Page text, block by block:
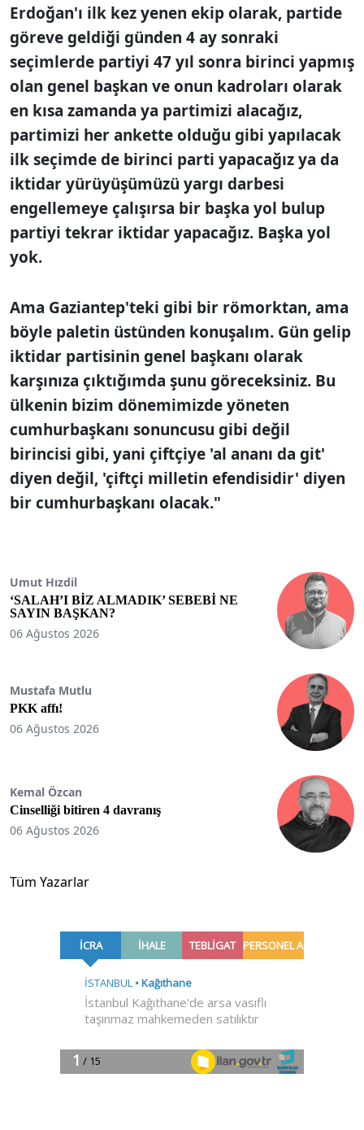
Erdoğan'ı ilk kez yenen ekip olarak, partide
göreve geldiği günden 4 ay sonraki
seçimlerde partiyi 47 yıl sonra birinci yapmış
olan genel başkan ve onun kadroları olarak
en kısa zamanda ya partimizi alacağız,
partimizi her ankette olduğu gibi yapılacak
ilk seçimde de birinci parti yapacağız ya da
iktidar yürüyüşümüzü yargı darbesi
engellemeye çalışırsa bir başka yol bulup
partiyi tekrar iktidar yapacağız. Başka yol
yok.
Ama Gaziantep'teki gibi bir römorktan, ama
böyle paletin üstünden konuşalım. Gün gelip
iktidar partisinin genel başkanı olarak
karşınıza çıktığımda şunu göreceksiniz. Bu
ülkenin bizim dönemimizde yöneten
cumhurbaşkanı sonuncusu gibi değil
birincisi gibi, yani çiftçiye 'al ananı da git'
diyen değil, 'çiftçi milletin efendisidir' diyen
bir cumhurbaşkanı olacak."
Umut Hızdil
‘SALAH’I BİZ ALMADIK’ SEBEBİ NE
SAYIN BAŞKAN?
06 Ağustos 2026
Mustafa Mutlu
PKK affı!
06 Ağustos 2026
Kemal Özcan
Cinselliği bitiren 4 davranış
06 Ağustos 2026
Tüm Yazarlar